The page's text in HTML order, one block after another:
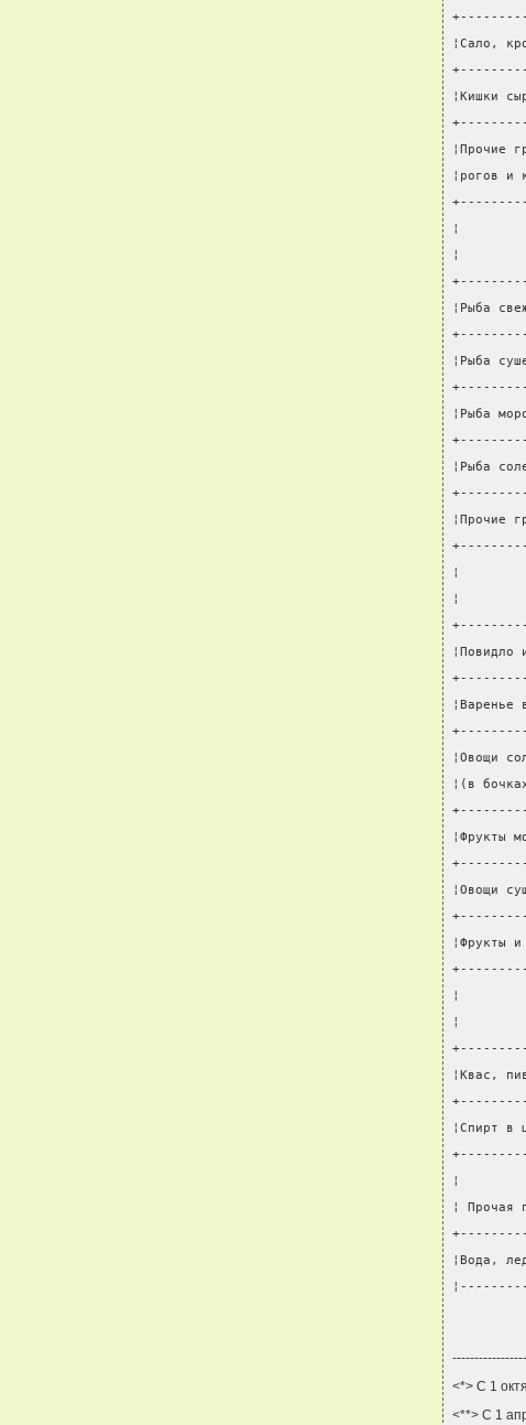
¦Сало,
¦Прочие
¦
¦
¦Рыба
¦Рыба
¦Рыба
¦Рыба
¦
¦
¦Овощи
¦(в
¦Овощи
¦
¦
¦Квас,
¦
¦ Прочая
<*> С 1
<**> С 1